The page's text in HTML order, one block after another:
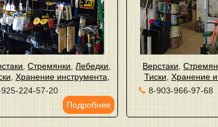
,Стремянки ,Лебедки
Хранение инструмента
224-57-20
Подробнее
Верстаки ,
Тиски Хранение
8-903-966-97-68